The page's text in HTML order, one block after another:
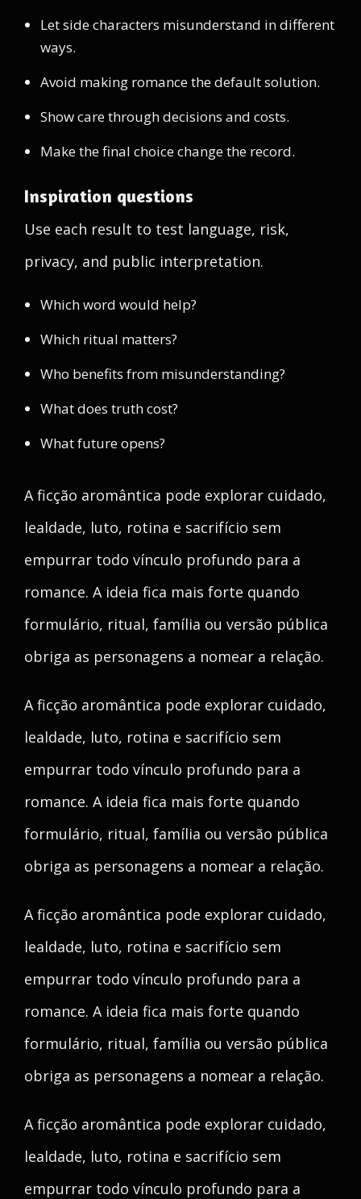
Let side characters misunderstand in different
ways.
Avoid making romance the default solution.
Show care through decisions and costs.
Make the final choice change the record.
Inspiration questions
Use each result to test language, risk,
privacy, and public interpretation.
Which word would help?
Which ritual matters?
Who benefits from misunderstanding?
What does truth cost?
What future opens?
A ficção aromântica pode explorar cuidado,
lealdade, luto, rotina e sacrifício sem
empurrar todo vínculo profundo para a
romance. A ideia fica mais forte quando
formulário, ritual, família ou versão pública
obriga as personagens a nomear a relação.
A ficção aromântica pode explorar cuidado,
lealdade, luto, rotina e sacrifício sem
empurrar todo vínculo profundo para a
romance. A ideia fica mais forte quando
formulário, ritual, família ou versão pública
obriga as personagens a nomear a relação.
A ficção aromântica pode explorar cuidado,
lealdade, luto, rotina e sacrifício sem
empurrar todo vínculo profundo para a
romance. A ideia fica mais forte quando
formulário, ritual, família ou versão pública
obriga as personagens a nomear a relação.
A ficção aromântica pode explorar cuidado,
lealdade, luto, rotina e sacrifício sem
empurrar todo vínculo profundo para a